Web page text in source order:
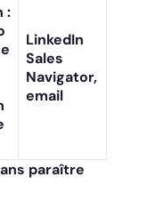
:
LinkedIn
Sales
Navigator,
email
paraître